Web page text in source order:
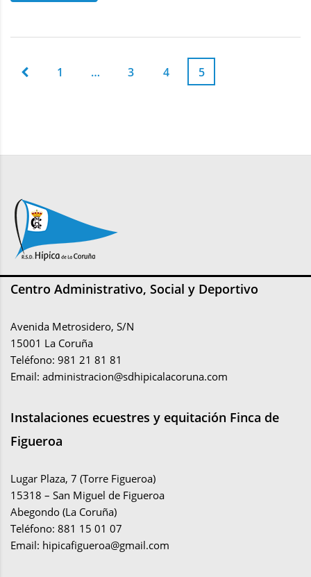
1 … 3 4 5
Centro Administrativo, Social y Deportivo
Avenida Metrosidero, S/N
15001 La Coruña
Teléfono: 981 21 81 81
Email: administracion@sdhipicalacoruna.com
Instalaciones ecuestres y equitación Finca de
Figueroa
Lugar Plaza, 7 (Torre Figueroa)
15318 – San Miguel de Figueroa
Abegondo (La Coruña)
Teléfono: 881 15 01 07
Email: hipicafigueroa@gmail.com